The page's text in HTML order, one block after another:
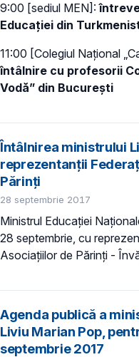
9:00 [sediul MEN]:
Educației din
11:00 [Colegiul Național
întâlnire cu profesorii
Vodă” din București
Întâlnirea ministrului
reprezentanții
Părinți
28 septembrie 2017
Ministrul Educației
28 septembrie, cu
Asociațiilor de Părinți -
Agenda publică a
Liviu Marian Pop,
septembrie 2017